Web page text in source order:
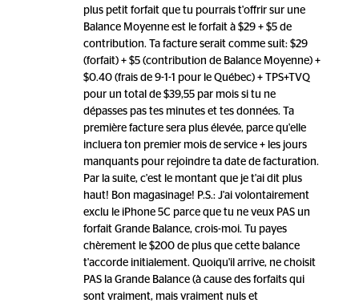
plus petit forfait que tu pourrais t'offrir sur une
Balance Moyenne est le forfait à $29 + $5 de
contribution. Ta facture serait comme suit: $29
(forfait) + $5 (contribution de Balance Moyenne) +
$0.40 (frais de 9-1-1 pour le Québec) + TPS+TVQ
pour un total de $39,55 par mois si tu ne
dépasses pas tes minutes et tes données. Ta
première facture sera plus élevée, parce qu'elle
incluera ton premier mois de service + les jours
manquants pour rejoindre ta date de facturation.
Par la suite, c'est le montant que je t'ai dit plus
haut! Bon magasinage! P.S.: J'ai volontairement
exclu le iPhone 5C parce que tu ne veux PAS un
forfait Grande Balance, crois-moi. Tu payes
chèrement le $200 de plus que cette balance
t'accorde initialement. Quoiqu'il arrive, ne choisit
PAS la Grande Balance (à cause des forfaits qui
sont vraiment, mais vraiment nuls et